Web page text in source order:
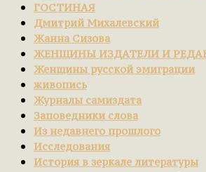
ГОСТИНАЯ
Дмитрий Михалевский
Жанна Сизова
ЖЕНЩИНЫ ИЗДАТЕЛИ И
Женщины русской эмиграции
живопись
Журналы самиздата
Заповедники слова
Из недавнего прошлого
Исследования
История в зеркале литературы